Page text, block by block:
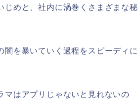
じめと、社内に渦巻くさまざまな秘
を暴いていく過程をスピーディに
マはアプリじゃないと見れないの